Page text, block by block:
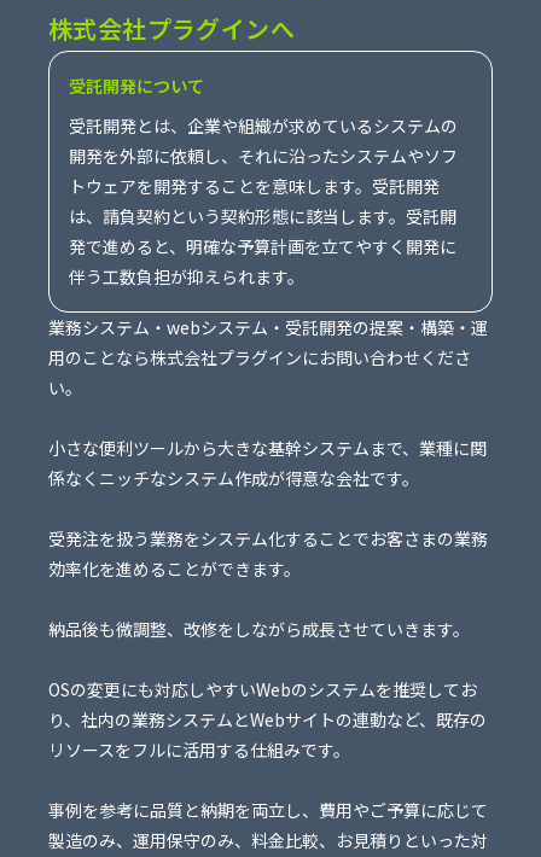
株式会社プラグインへ
受託開発について
受託開発とは、企業や組織が求めているシステムの
開発を外部に依頼し、それに沿ったシステムやソフ
トウェアを開発することを意味します。受託開発
は、請負契約という契約形態に該当します。受託開
発で進めると、明確な予算計画を立てやすく開発に
伴う工数負担が抑えられます。
業務システム・webシステム・受託開発の提案・構築・運
用のことなら株式会社プラグインにお問い合わせくださ
い。
小さな便利ツールから大きな基幹システムまで、業種に関
係なくニッチなシステム作成が得意な会社です。
受発注を扱う業務をシステム化することでお客さまの業務
効率化を進めることができます。
納品後も微調整、改修をしながら成長させていきます。
OSの変更にも対応しやすいWebのシステムを推奨してお
り、社内の業務システムとWebサイトの連動など、既存の
リソースをフルに活用する仕組みです。
事例を参考に品質と納期を両立し、費用やご予算に応じて
製造のみ、運用保守のみ、料金比較、お見積りといった対